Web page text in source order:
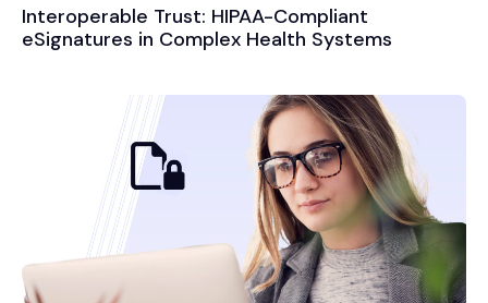
Interoperable Trust: HIPAA-Compliant
eSignatures in Complex Health Systems